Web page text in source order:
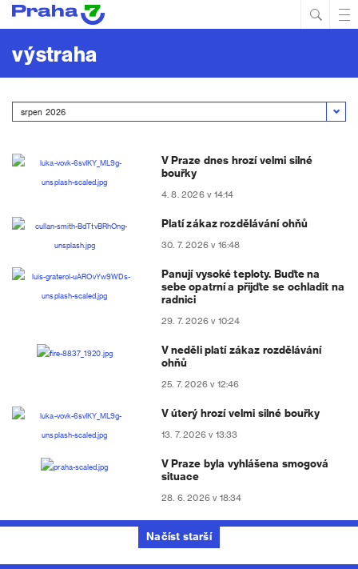
výstraha
V Praze dnes hrozí velmi silné
bouřky
4. 8. 2026 v 14:14
Platí zákaz rozdělávání ohňů
30. 7. 2026 v 16:48
Panují vysoké teploty. Buďte na
sebe opatrní a přijďte se ochladit na
radnici
29. 7. 2026 v 10:24
V neděli platí zákaz rozdělávání
ohňů
25. 7. 2026 v 12:46
V úterý hrozí velmi silné bouřky
13. 7. 2026 v 13:33
V Praze byla vyhlášena smogová
situace
28. 6. 2026 v 18:34
Načíst starší